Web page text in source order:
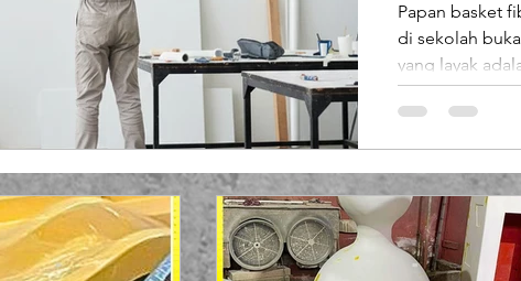
Papan basket
di sekolah
yang layak
karakter,
Sayangnya,
perawatan
untuk
fiberglass menjadi solusi paling rasional. Material ini kuat,
presisi, tahan